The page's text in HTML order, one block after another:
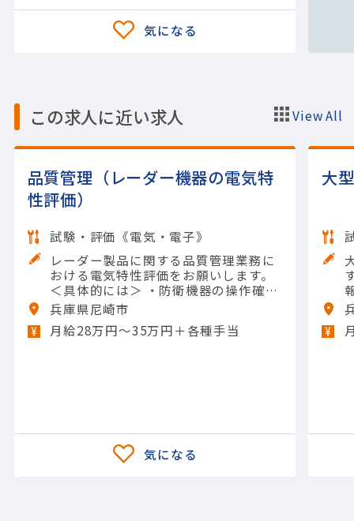
この求人に近い求人 View All
品質管理（レーダー機器の電気特
性評価）
試験・評価《電気・電子》
レーダー製品に関する品質管理業務に
おける電気特性評価をお願いします。
＜具体的には＞ ・防衛機器の操作確認
・評価装置に接続されたPCより手順書
を見ながらコマンド入力、設定や動作
確認 ・通信機器の組立て ・現地出張で
間～最長3か月のプロジェクトもござ
います） 【担当製品】(情報通信機器)
その他情報通信機器 【使用ツール】オ
兵庫県尼崎市
月給28万円～35万円＋各種手当
大